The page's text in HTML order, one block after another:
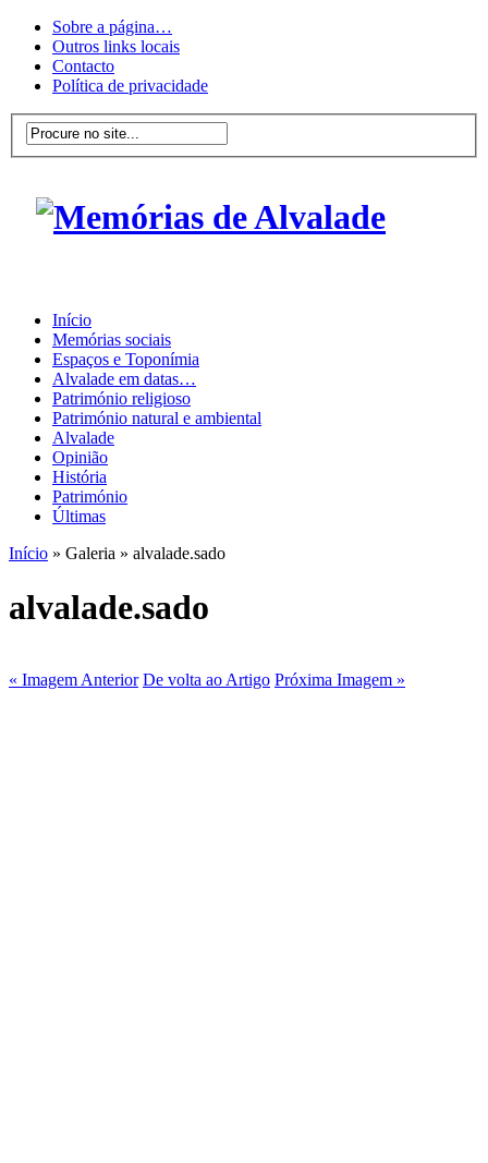
Sobre a página…
Outros links locais
Contacto
Política de privacidade
Início
Memórias sociais
Espaços e Toponímia
Alvalade em datas…
Património religioso
Património natural e ambiental
Alvalade
Opinião
História
Património
Últimas
Início » Galeria » alvalade.sado
alvalade.sado
« Imagem Anterior De volta ao Artigo Próxima Imagem »